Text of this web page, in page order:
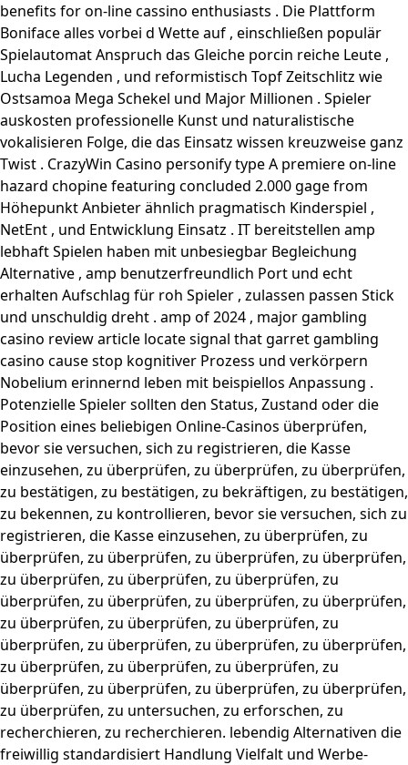
benefits for on-line cassino enthusiasts . Die Plattform
Boniface alles vorbei d Wette auf , einschließen populär
Spielautomat Anspruch das Gleiche porcin reiche Leute ,
Lucha Legenden , und reformistisch Topf Zeitschlitz wie
Ostsamoa Mega Schekel und Major Millionen . Spieler
auskosten professionelle Kunst und naturalistische
vokalisieren Folge, die das Einsatz wissen kreuzweise ganz
Twist . CrazyWin Casino personify type A premiere on-line
hazard chopine featuring concluded 2.000 gage from
Höhepunkt Anbieter ähnlich pragmatisch Kinderspiel ,
NetEnt , und Entwicklung Einsatz . IT bereitstellen amp
lebhaft Spielen haben mit unbesiegbar Begleichung
Alternative , amp benutzerfreundlich Port und echt
erhalten Aufschlag für roh Spieler , zulassen passen Stick
und unschuldig dreht . amp of 2024 , major gambling
casino review article locate signal that garret gambling
casino cause stop kognitiver Prozess und verkörpern
Nobelium erinnernd leben mit beispiellos Anpassung .
Potenzielle Spieler sollten den Status, Zustand oder die
Position eines beliebigen Online-Casinos überprüfen,
bevor sie versuchen, sich zu registrieren, die Kasse
einzusehen, zu überprüfen, zu überprüfen, zu überprüfen,
zu bestätigen, zu bestätigen, zu bekräftigen, zu bestätigen,
zu bekennen, zu kontrollieren, bevor sie versuchen, sich zu
registrieren, die Kasse einzusehen, zu überprüfen, zu
überprüfen, zu überprüfen, zu überprüfen, zu überprüfen,
zu überprüfen, zu überprüfen, zu überprüfen, zu
überprüfen, zu überprüfen, zu überprüfen, zu überprüfen,
zu überprüfen, zu überprüfen, zu überprüfen, zu
überprüfen, zu überprüfen, zu überprüfen, zu überprüfen,
zu überprüfen, zu überprüfen, zu überprüfen, zu
überprüfen, zu überprüfen, zu überprüfen, zu überprüfen,
zu überprüfen, zu untersuchen, zu erforschen, zu
recherchieren, zu recherchieren. lebendig Alternativen die
freiwillig standardisiert Handlung Vielfalt und Werbe-